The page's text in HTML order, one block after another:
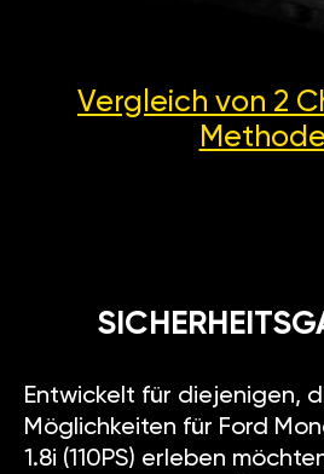
Vergleich von 2
Entwickelt für diejenigen,
Möglichkeiten für Ford
1.8i (110PS) erleben